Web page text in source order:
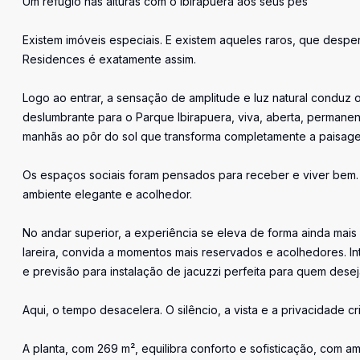
Existem imóveis especiais. E existem aqueles raros, que
Residences é exatamente assim.
Logo ao entrar, a sensação de amplitude e luz natural conduz
deslumbrante para o Parque Ibirapuera, viva, aberta,
manhãs ao pôr do sol que transforma completamente a
Os espaços sociais foram pensados para receber e viver
ambiente elegante e acolhedor.
No andar superior, a experiência se eleva de forma ainda
lareira, convida a momentos mais reservados e acolhedores.
e previsão para instalação de jacuzzi perfeita para quem
Aqui, o tempo desacelera. O silêncio, a vista e a privacidade
A planta, com 269 m², equilibra conforto e sofisticação, com